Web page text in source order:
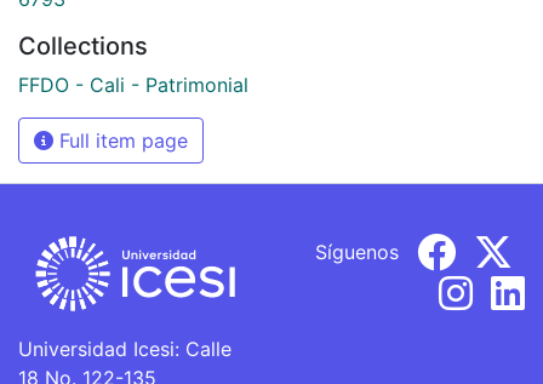
Collections
FFDO - Cali - Patrimonial
Full item page
Universidad Icesi: Calle
18 No. 122-135
Síguenos